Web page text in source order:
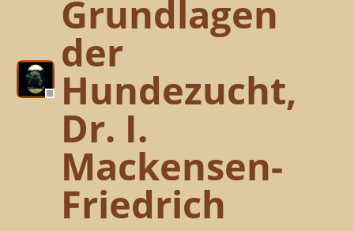
Grundlagen
der
Hundezucht,
Dr. I.
Mackensen-
Friedrich